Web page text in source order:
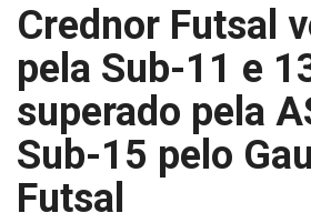
Crednor Futsal
pela Sub-11 e
superado pela
Sub-15 pelo
Futsal